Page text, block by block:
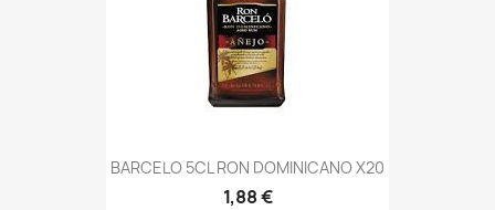
BARCELO 5CL RON DOMINICANO X20
1,88 €